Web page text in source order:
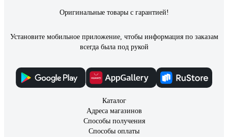
Отзыв о Аккумуляторная батарея FORSE
Пока новый в мороз крутит как летом
Оригинальные товары с гарантией!
Установите мобильное приложение, чтобы информация по заказам
всегда была под рукой
Каталог
Адреса магазинов
Способы получения
Способы оплаты